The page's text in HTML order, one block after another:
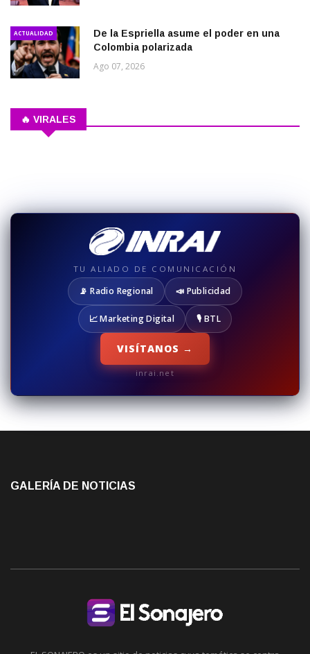
ACTUALIDAD
De la Espriella asume el poder en una
Colombia polarizada
Ago 07, 2026
🔥 VIRALES
TU ALIADO DE COMUNICACIÓN
📡 Radio Regional 📣 Publicidad
📈 Marketing Digital 🎙️ BTL
VISÍTANOS →
inrai.net
GALERÍA DE NOTICIAS